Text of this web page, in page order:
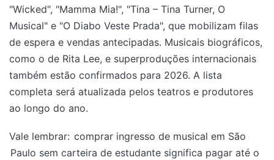
"Wicked", "Mamma Mia!", "Tina – Tina Turner, O
Musical" e "O Diabo Veste Prada", que mobilizam filas
de espera e vendas antecipadas. Musicais biográficos,
como o de Rita Lee, e superproduções internacionais
também estão confirmados para 2026. A lista
completa será atualizada pelos teatros e produtores
ao longo do ano.
Vale lembrar: comprar ingresso de musical em São
Paulo sem carteira de estudante significa pagar até o